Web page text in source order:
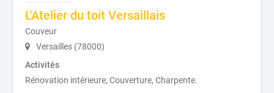
L'Atelier du toit Versaillais
Couveur
Versailles (78000)
Activités
Rénovation intérieure, Couverture, Charpente.